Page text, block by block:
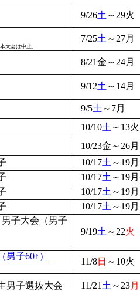
9/26土 ～29火
大会は中止。
7/25土 ～27月
8/21金～24月
9/12土 ～14月
9/5土 ～7月
10/10土 ～13火
10/23金～26月
10/17土 ～19月
10/17土 ～19月
10/17土 ～19月
10/17土 ～19月
男子大会（男子
9/19土 ～22火
男子60↑）
11/8日 ～10火
男子選抜大会 11/21 土 ～23月